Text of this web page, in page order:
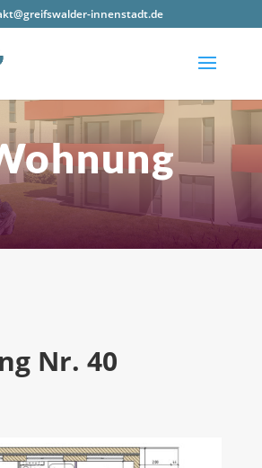
innenstadt.de
Nr. 40